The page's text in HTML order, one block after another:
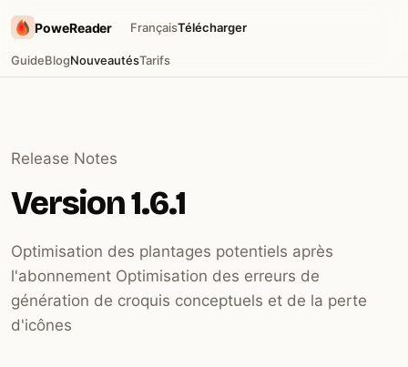
PoweReader
GuideBlogNouveautésTarifs
FrançaisTélécharger
Release Notes
Version 1.6.1
Optimisation des plantages potentiels après
l'abonnement Optimisation des erreurs de
génération de croquis conceptuels et de la perte
d'icônes